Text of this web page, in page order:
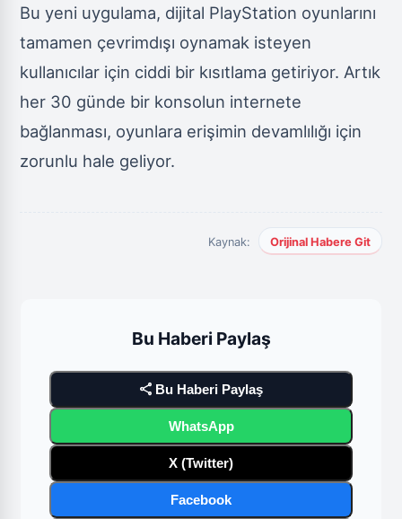
Bu yeni uygulama, dijital PlayStation oyunlarını
tamamen çevrimdışı oynamak isteyen
kullanıcılar için ciddi bir kısıtlama getiriyor. Artık
her 30 günde bir konsolun internete
bağlanması, oyunlara erişimin devamlılığı için
zorunlu hale geliyor.
Kaynak: Orijinal Habere Git
Bu Haberi Paylaş
share Bu Haberi Paylaş
WhatsApp
X (Twitter)
Facebook